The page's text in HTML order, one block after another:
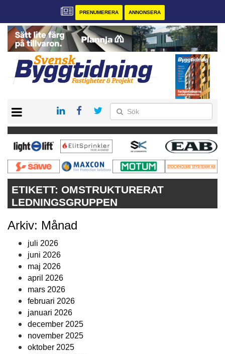
PRENUMERERA ANNONSERA
PRENUMERERA
VÅRA ANDRA MAGASIN
ANNONSERA
KONTAKT
ETIKETT: OMSTRUKTURERAT
LEDNINGSGRUPPEN
Arkiv: Månad
juli 2026
juni 2026
maj 2026
april 2026
mars 2026
februari 2026
januari 2026
december 2025
november 2025
oktober 2025